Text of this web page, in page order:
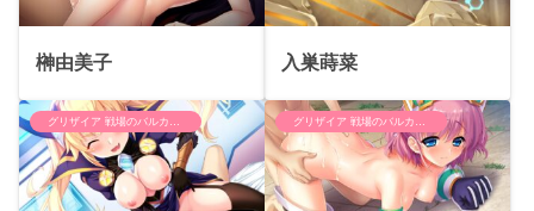
榊由美子 入巣蒔菜